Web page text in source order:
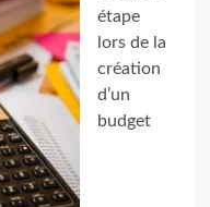
étape
lors de la
création
d’un
budget